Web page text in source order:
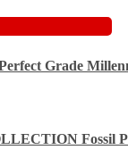
Grade
Fossil